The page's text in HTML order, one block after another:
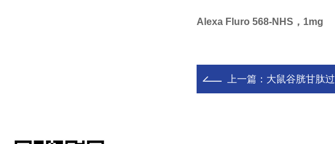
Alexa Fluro 568-NHS，1mg
上一篇： 大鼠谷胱甘肽过